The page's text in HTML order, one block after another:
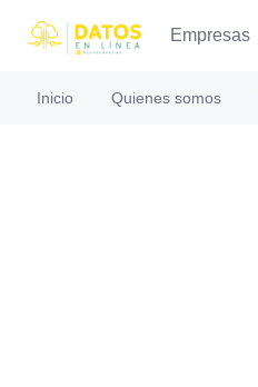
Empresas
Inicio Quienes somos